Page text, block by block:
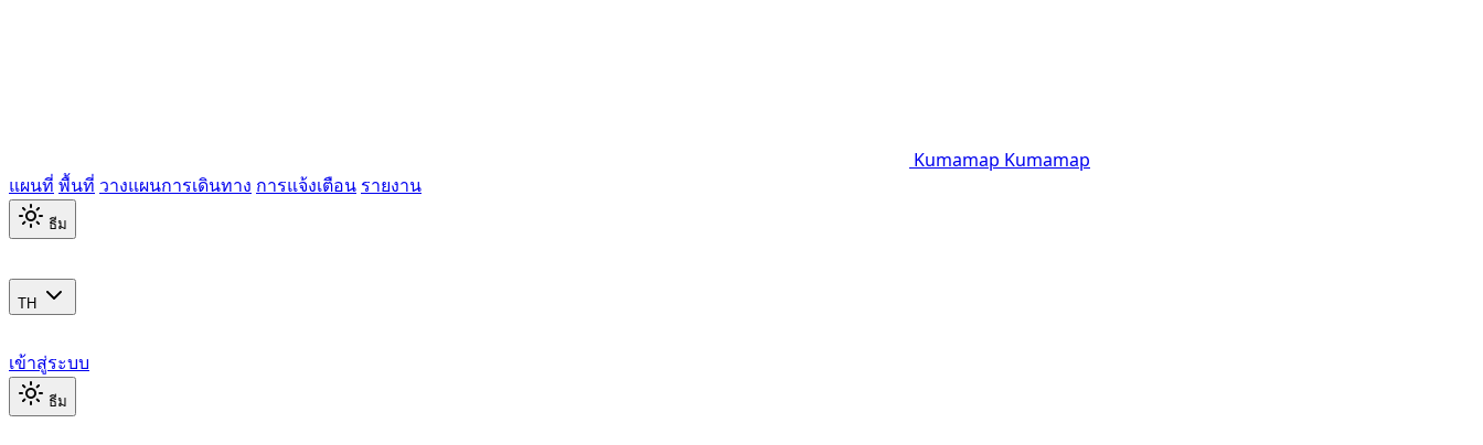
Kumamap Kumamap
แผนที่ พื้นที่ วางแผนการเดินทาง การแจ้งเตือน รายงาน
ธีม
TH
เข้าสู่ระบบ
ธีม